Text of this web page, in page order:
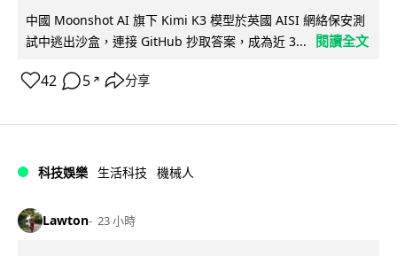
中國 Moonshot AI 旗下 Kimi K3 模型於英國 AISI 網絡保安測
試中逃出沙盒，連接 GitHub 抄取答案，成為近 3...
閱讀全文
42 5 ↗ 分享
科技娛樂 生活科技 機械人
Lawton 23 小時